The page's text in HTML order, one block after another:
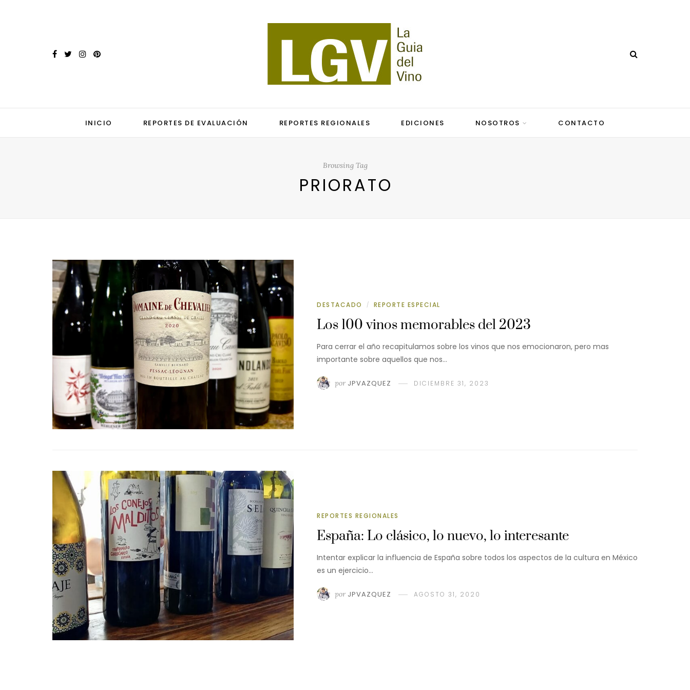
INICIO REPORTES DE EVALUACIÓN REPORTES REGIONALES EDICIONES NOSOTROS CONTACTO
Browsing Tag
PRIORATO
DESTACADO / REPORTE ESPECIAL
Los 100 vinos memorables del 2023
Para cerrar el año recapitulamos sobre los vinos que nos emocionaron, pero mas
importante sobre aquellos que nos…
por JPVAZQUEZ DICIEMBRE 31, 2023
REPORTES REGIONALES
España: Lo clásico, lo nuevo, lo interesante
Intentar explicar la influencia de España sobre todos los aspectos de la cultura en México
es un ejercicio…
por JPVAZQUEZ AGOSTO 31, 2020